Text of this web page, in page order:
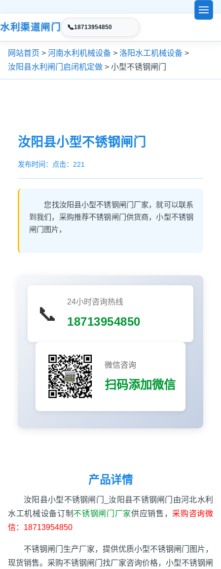
水利渠道闸门 📞18713954850
网站首页 > 河南水利机械设备 > 洛阳水工机械设备 >
汝阳县水利闸门启闭机定做 > 小型不锈钢闸门
汝阳县小型不锈钢闸门
发布时间： 点击：221
您找汝阳县小型不锈钢闸门厂家，就可以联系
到我们，采购推荐不锈钢闸门供货商，小型不锈钢
闸门图片，
📞
24小时咨询热线
18713954850
微信咨询
扫码添加微信
产品详情
汝阳县小型不锈钢闸门_汝阳县不锈钢闸门由河北水利
水工机械设备订制 不锈钢闸门厂家供应销售， 采购咨询微
信：18713954850
不锈钢闸门生产厂家，提供优质小型不锈钢闸门图片，
现货销售。采购不锈钢闸门找厂家咨询价格，小型不锈钢闸